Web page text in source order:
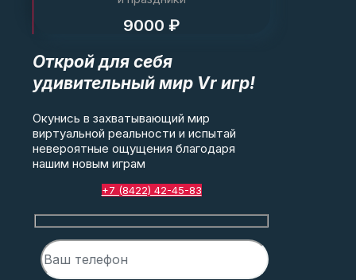
9000 ₽
Открой для себя
удивительный мир Vr игр!
Окунись в захватывающий мир
виртуальной реальности и испытай
невероятные ощущения благодаря
нашим новым играм
+7 (8422) 42-45-83